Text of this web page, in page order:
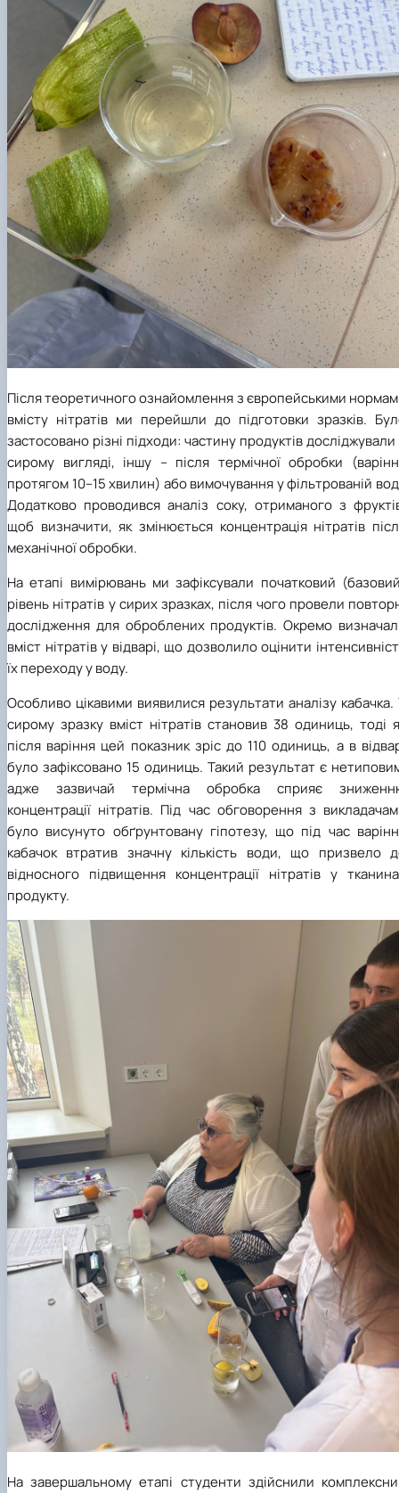
Після теоретичного ознайомлення з європейськими
вмісту нітратів ми перейшли до підготовки зразків.
застосовано різні підходи: частину продуктів досліджували
сирому вигляді, іншу – після термічної обробки
протягом 10–15 хвилин) або вимочування у фільтрованій
Додатково проводився аналіз соку, отриманого з
щоб визначити, як змінюється концентрація нітратів
механічної обробки.
На етапі вимірювань ми зафіксували початковий
рівень нітратів у сирих зразках, після чого провели
дослідження для оброблених продуктів. Окремо
вміст нітратів у відварі, що дозволило оцінити
їх переходу у воду.
Особливо цікавими виявилися результати аналізу кабачка.
сирому зразку вміст нітратів становив 38 одиниць, тоді
після варіння цей показник зріс до 110 одиниць, а в
було зафіксовано 15 одиниць. Такий результат є
адже зазвичай термічна обробка сприяє
концентрації нітратів. Під час обговорення з
було висунуто обґрунтовану гіпотезу, що під час
кабачок втратив значну кількість води, що призвело
відносного підвищення концентрації нітратів у
продукту.
На завершальному етапі студенти здійснили